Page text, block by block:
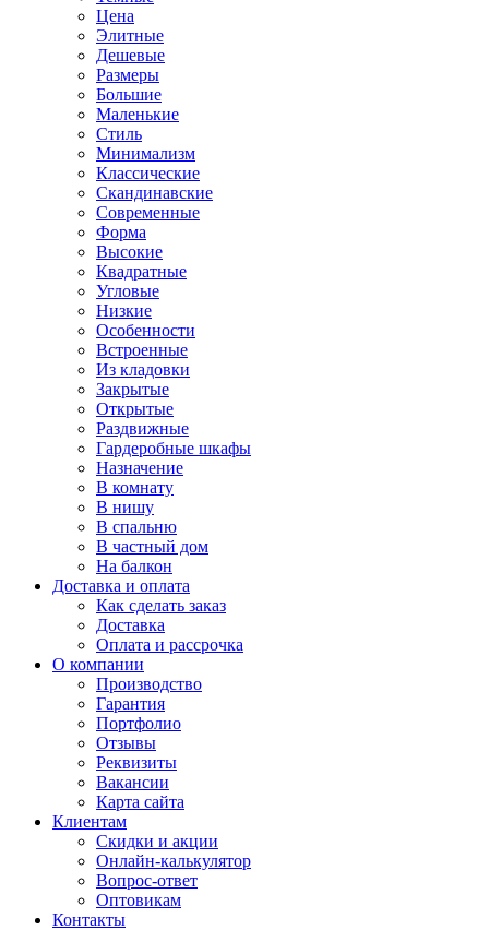
Цена
Элитные
Дешевые
Размеры
Большие
Маленькие
Стиль
Минимализм
Классические
Скандинавские
Современные
Форма
Высокие
Квадратные
Угловые
Низкие
Особенности
Встроенные
Из кладовки
Закрытые
Открытые
Раздвижные
Гардеробные шкафы
Назначение
В комнату
В нишу
В спальню
В частный дом
На балкон
Доставка и оплата
Как сделать заказ
Доставка
Оплата и рассрочка
О компании
Производство
Гарантия
Портфолио
Отзывы
Реквизиты
Вакансии
Карта сайта
Клиентам
Скидки и акции
Онлайн-калькулятор
Вопрос-ответ
Оптовикам
Контакты